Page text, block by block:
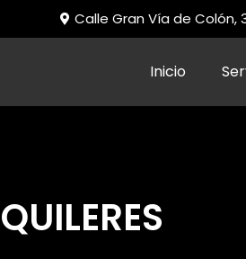
Calle Gran Vía de Colón,
Inicio